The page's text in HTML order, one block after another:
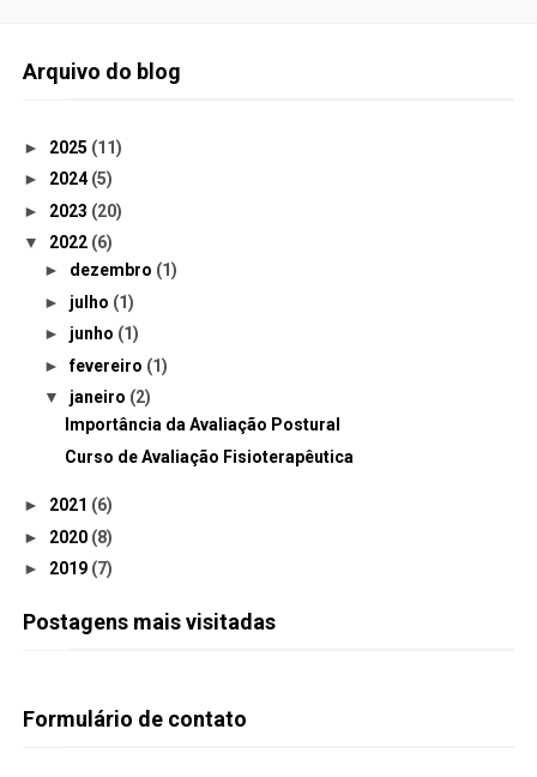
Arquivo do blog
► 2025 (11)
► 2024(5)
► 2023 (20)
▼ 2022 (6)
► dezembro (1)
► julho (1)
► junho (1)
►fevereiro (1)
▼ janeiro (2)
Importância da Avaliação Postural
Curso de Avaliação Fisioterapêutica
► 2021 (6)
► 2020 (8)
► 2019 (7)
Postagens mais visitadas
Formulário de contato